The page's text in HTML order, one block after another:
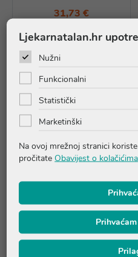
31,73 €
Dodaj u košaricu
DrLuigi papuče - KOŽNE
br.45
Ljekarnatalan.hr
Nužni
Funkcionalni
Statistički
Marketinški
Na ovoj mrežnoj stranici
pročitate Obavijest o kolačićima